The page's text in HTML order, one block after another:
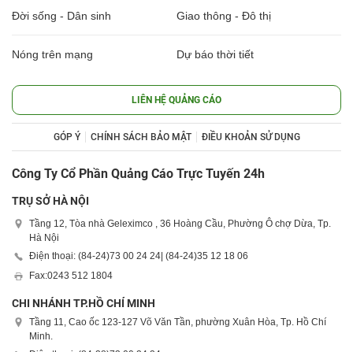
Đời sống - Dân sinh Giao thông - Đô thị
Nóng trên mạng Dự báo thời tiết
LIÊN HỆ QUẢNG CÁO
GÓP Ý CHÍNH SÁCH BẢO MẬT ĐIỀU KHOẢN SỬ DỤNG
Công Ty Cổ Phần Quảng Cáo Trực Tuyến 24h
TRỤ SỞ HÀ NỘI
Tầng 12, Tòa nhà Geleximco , 36 Hoàng Cầu, Phường Ô chợ Dừa, Tp.
Hà Nội
Điện thoại: (84-24)73 00 24 24 | (84-24)35 12 18 06
Fax:0243 512 1804
CHI NHÁNH TP.HỒ CHÍ MINH
Tầng 11, Cao ốc 123-127 Võ Văn Tần, phường Xuân Hòa, Tp. Hồ Chí
Minh.